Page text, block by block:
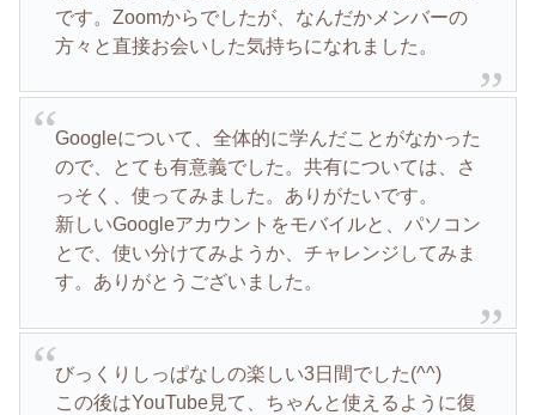
です。Zoomからでしたが、なんだかメンバーの
方々と直接お会いした気持ちになれました。
Googleについて、全体的に学んだことがなかった
ので、とても有意義でした。共有については、さ
っそく、使ってみました。ありがたいです。
新しいGoogleアカウントをモバイルと、パソコン
とで、使い分けてみようか、チャレンジしてみま
す。ありがとうございました。
びっくりしっぱなしの楽しい3日間でした(^^)
この後はYouTube見て、ちゃんと使えるように復